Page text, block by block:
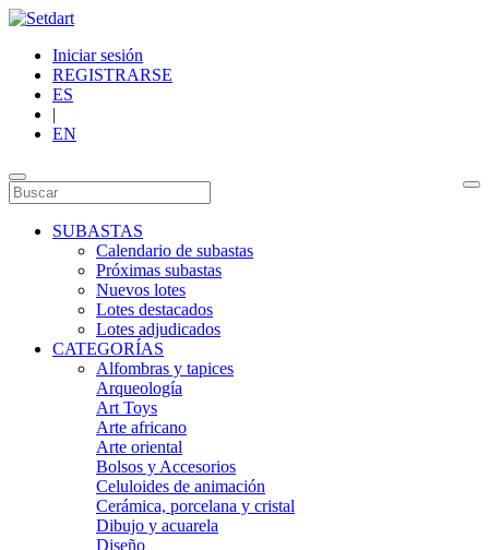
Iniciar sesión
REGISTRARSE
ES
|
EN
SUBASTAS
Calendario de subastas
Próximas subastas
Nuevos lotes
Lotes destacados
Lotes adjudicados
CATEGORÍAS
Alfombras y tapices
Arqueología
Art Toys
Arte africano
Arte oriental
Bolsos y Accesorios
Celuloides de animación
Cerámica, porcelana y cristal
Dibujo y acuarela
Diseño